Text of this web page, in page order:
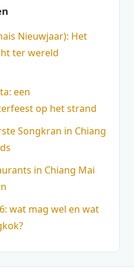
Nieuwjaar): Het
ter wereld
een
op het strand
Songkran in Chiang
in Chiang Mai
wat mag wel en wat